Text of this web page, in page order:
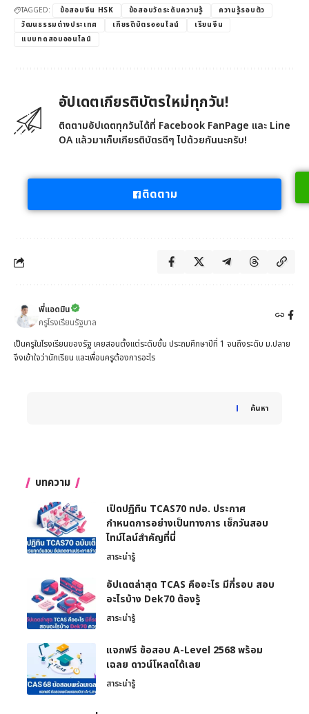
TAGGED: ข้อสอบจีน HSK ข้อสอบวัดระดับความรู้
ความรู้รอบตัว
วัฒนธรรมต่างประเทศ
เกียรติบัตรออนไลน์
เรียนจีน
แบบทดสอบออนไลน์
อัปเดตเกียรติบัตรใหม่ทุกวัน!
ติดตามอัปเดตทุกวันได้ที่ Facebook FanPage และ Line
OA แล้วมาเก็บเกียรติบัตรดีๆ ไปด้วยกันนะครับ!
ติดตาม
พี่แอดมิน
ครูโรงเรียนรัฐบาล
เป็นครูในโรงเรียนของรัฐ เคยสอนตั้งแต่ระดับชั้น ประถมศึกษาปีที่ 1 จนถึงระดับ ม.ปลาย
จึงเข้าใจว่านักเรียน และเพื่อนครูต้องการอะไร
ค้นหา
When autocomplete results are available use up and
บทความ
เปิดปฏิทิน TCAS70 ทปอ. ประกาศ
กำหนดการอย่างเป็นทางการ เช็กวันสอบ
ไทม์ไลน์สำคัญที่นี่
สาระน่ารู้
อัปเดตล่าสุด TCAS คืออะไร มีกี่รอบ สอบ
อะไรบ้าง Dek70 ต้องรู้
สาระน่ารู้
แจกฟรี ข้อสอบ A-Level 2568 พร้อม
เฉลย ดาวน์โหลดได้เลย
สาระน่ารู้